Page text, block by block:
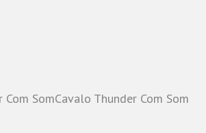
Cavalo Thunder Com Som